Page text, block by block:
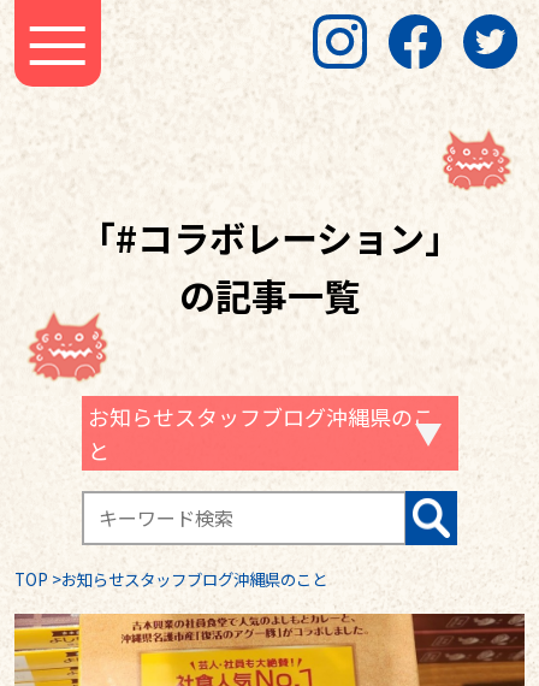
「#コラボレーション」
の記事一覧
お知らせスタッフブログ沖縄県のこ
と
TOP >お知らせスタッフブログ沖縄県のこと